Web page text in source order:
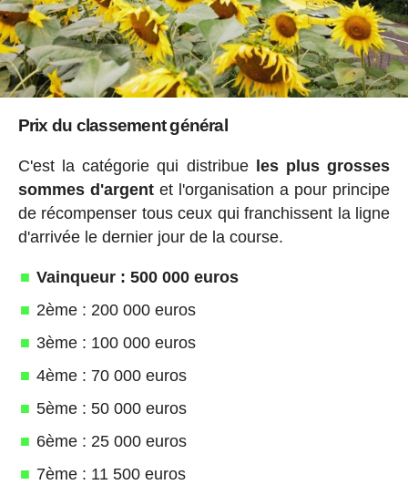
Prix du classement général
C'est la catégorie qui distribue
les plus grosses
sommes d'argentet l'organisation a pour principe
de récompenser tous ceux qui franchissent la ligne
d'arrivée le dernier jour de la course.
Vainqueur : 500 000 euros
2ème : 200 000 euros
3ème : 100 000 euros
4ème : 70 000 euros
5ème : 50 000 euros
6ème : 25 000 euros
7ème : 11 500 euros